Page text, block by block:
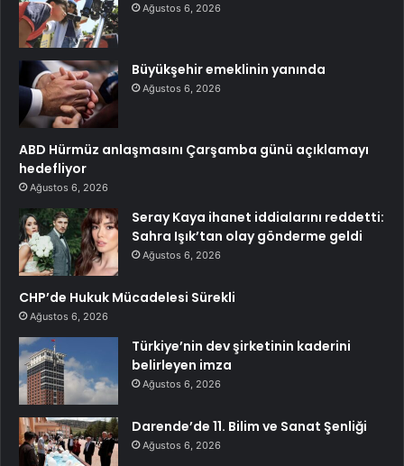
Ağustos 6, 2026
Büyükşehir emeklinin yanında
Ağustos 6, 2026
ABD Hürmüz anlaşmasını Çarşamba günü açıklamayı
hedefliyor
Ağustos 6, 2026
Seray Kaya ihanet iddialarını reddetti:
Sahra Işık’tan olay gönderme geldi
Ağustos 6, 2026
CHP’de Hukuk Mücadelesi Sürekli
Ağustos 6, 2026
Türkiye’nin dev şirketinin kaderini
belirleyen imza
Ağustos 6, 2026
Darende’de 11. Bilim ve Sanat Şenliği
Ağustos 6, 2026